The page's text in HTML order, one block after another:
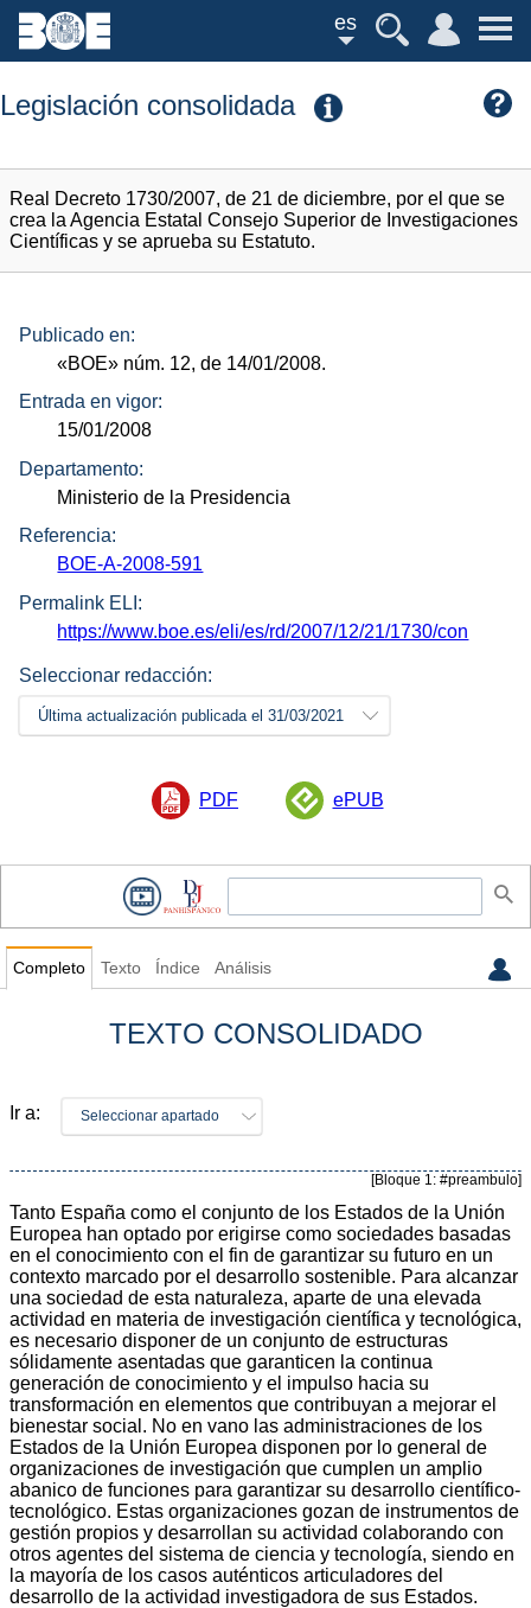
es
Legislación consolidada
Real Decreto 1730/2007, de 21 de diciembre, por el que se
crea la Agencia Estatal Consejo Superior de Investigaciones
Científicas y se aprueba su Estatuto.
Publicado en:
«BOE» núm. 12, de 14/01/2008.
Entrada en vigor:
15/01/2008
Departamento:
Ministerio de la Presidencia
Referencia:
BOE-A-2008-591
Permalink ELI:
https://www.boe.es/eli/es/rd/2007/12/21/1730/con
Seleccionar redacción:
Última actualización publicada el 31/03/2021
PDF ePUB
Completo Texto Índice Análisis
TEXTO CONSOLIDADO
Ir a: Seleccionar apartado
[Bloque 1: #preambulo]
Tanto España como el conjunto de los Estados de la Unión
Europea han optado por erigirse como sociedades basadas
en el conocimiento con el fin de garantizar su futuro en un
contexto marcado por el desarrollo sostenible. Para alcanzar
una sociedad de esta naturaleza, aparte de una elevada
actividad en materia de investigación científica y tecnológica,
es necesario disponer de un conjunto de estructuras
sólidamente asentadas que garanticen la continua
generación de conocimiento y el impulso hacia su
transformación en elementos que contribuyan a mejorar el
bienestar social. No en vano las administraciones de los
Estados de la Unión Europea disponen por lo general de
organizaciones de investigación que cumplen un amplio
abanico de funciones para garantizar su desarrollo científico-
tecnológico. Estas organizaciones gozan de instrumentos de
gestión propios y desarrollan su actividad colaborando con
otros agentes del sistema de ciencia y tecnología, siendo en
la mayoría de los casos auténticos articuladores del
desarrollo de la actividad investigadora de sus Estados.